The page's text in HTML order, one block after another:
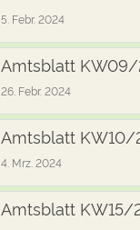
5. Febr. 2024
Amtsblatt
26. Febr. 2024
Amtsblatt KW10/
4. Mrz. 2024
Amtsblatt KW15/